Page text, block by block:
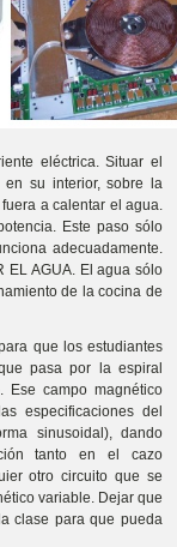
eléctrica. Situar el
su interior, sobre la
a calentar el agua.
Este paso sólo
adecuadamente.
EL AGUA. El agua sólo
de la cocina de
que los estudiantes
pasa por la espiral
Ese campo magnético
especificaciones del
sinusoidal), dando
tanto en el cazo
otro circuito que se
variable. Dejar que
clase para que pueda